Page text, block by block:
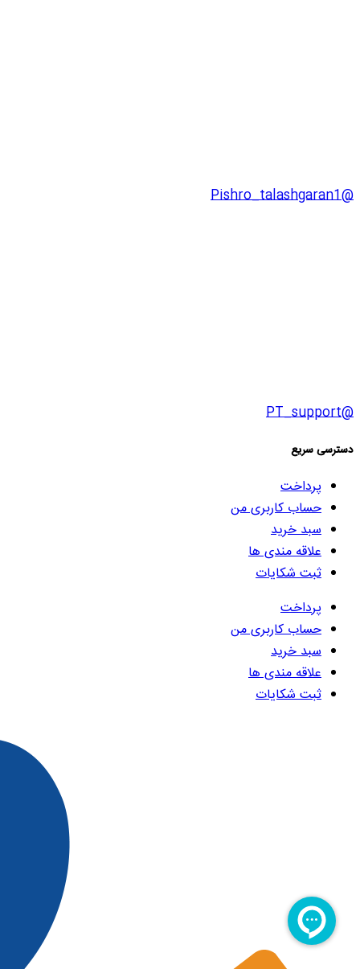
@Pishro_talashgaran1
@PT_support
دسترسی سریع
پرداخت
حساب کاربری من
سبد خرید
علاقه مندی ها
ثبت شکایات
پرداخت
حساب کاربری من
سبد خرید
علاقه مندی ها
ثبت شکایات